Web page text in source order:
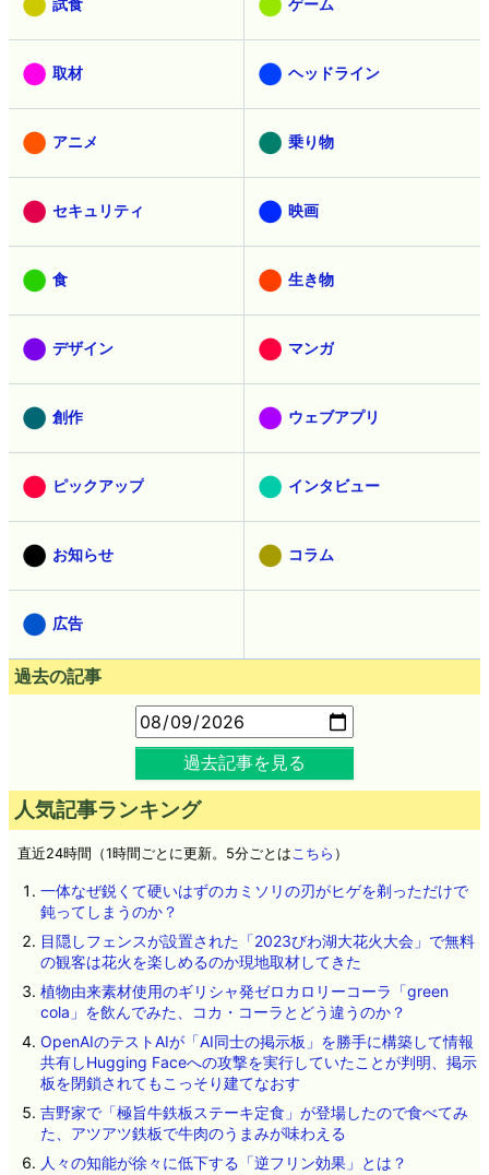
試食 ゲーム
取材 ヘッドライン
アニメ 乗り物
セキュリティ 映画
食 生き物
デザイン マンガ
創作 ウェブアプリ
ピックアップ インタビュー
お知らせ コラム
広告
過去の記事
過去記事を見る
人気記事ランキング
直近24時間（1時間ごとに更新。5分ごとはこちら ）
一体なぜ鋭くて硬いはずのカミソリの刃がヒゲを剃っただけで
鈍ってしまうのか？
目隠しフェンスが設置された「2023びわ湖大花火大会」で無料
の観客は花火を楽しめるのか現地取材してきた
植物由来素材使用のギリシャ発ゼロカロリーコーラ「green
cola」を飲んでみた、コカ・コーラとどう違うのか？
OpenAIのテストAIが「AI同士の掲示板」を勝手に構築して情報
共有しHugging Faceへの攻撃を実行していたことが判明、掲示
板を閉鎖されてもこっそり建てなおす
吉野家で「極旨牛鉄板ステーキ定食」が登場したので食べてみ
た、アツアツ鉄板で牛肉のうまみが味わえる
人々の知能が徐々に低下する「逆フリン効果」とは？